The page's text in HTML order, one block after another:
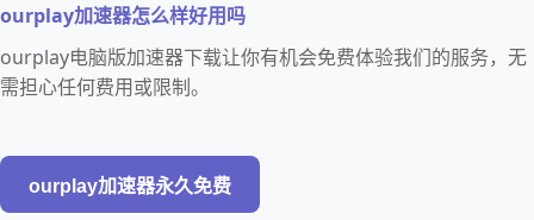
ourplay加速器怎么样好用吗
ourplay电脑版加速器下载让你有机会免费体验我们的服务，无
需担心任何费用或限制。
ourplay加速器永久免费